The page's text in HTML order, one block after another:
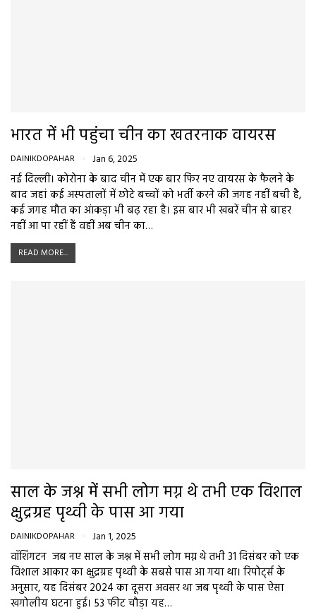
भारत में भी पहुंचा चीन का खतरनाक वायरस
DAINIKDOPAHAR Jan 6, 2025
नई दिल्ली। कोरोना के बाद चीन में एक बार फिर नए वायरस के फैलने के
बाद जहां कई अस्पतालों में छोटे बच्चों को भर्ती करने की जगह नहीं बची है,
कई जगह मौत का आंकड़ा भी बढ़ रहा है। इस बार भी खबरें चीन से बाहर
नहीं आ पा रहीं हैं वहीं अब चीन का…
READ MORE...
साल के जश्न में सभी लोग मग्न थे तभी एक विशाल
क्षुद्रग्रह पृथ्वी के पास आ गया
DAINIKDOPAHAR Jan 1, 2025
वॉशिंगटन जब नए साल के जश्न में सभी लोग मग्न थे तभी 31 दिसंबर को एक
विशाल आकार का क्षुद्रग्रह पृथ्वी के सबसे पास आ गया था। रिपोर्ट्स के
अनुसार, यह दिसंबर 2024 का दूसरा अवसर था जब पृथ्वी के पास ऐसा
खगोलीय घटना हुई। 53 फीट चौड़ा यह…